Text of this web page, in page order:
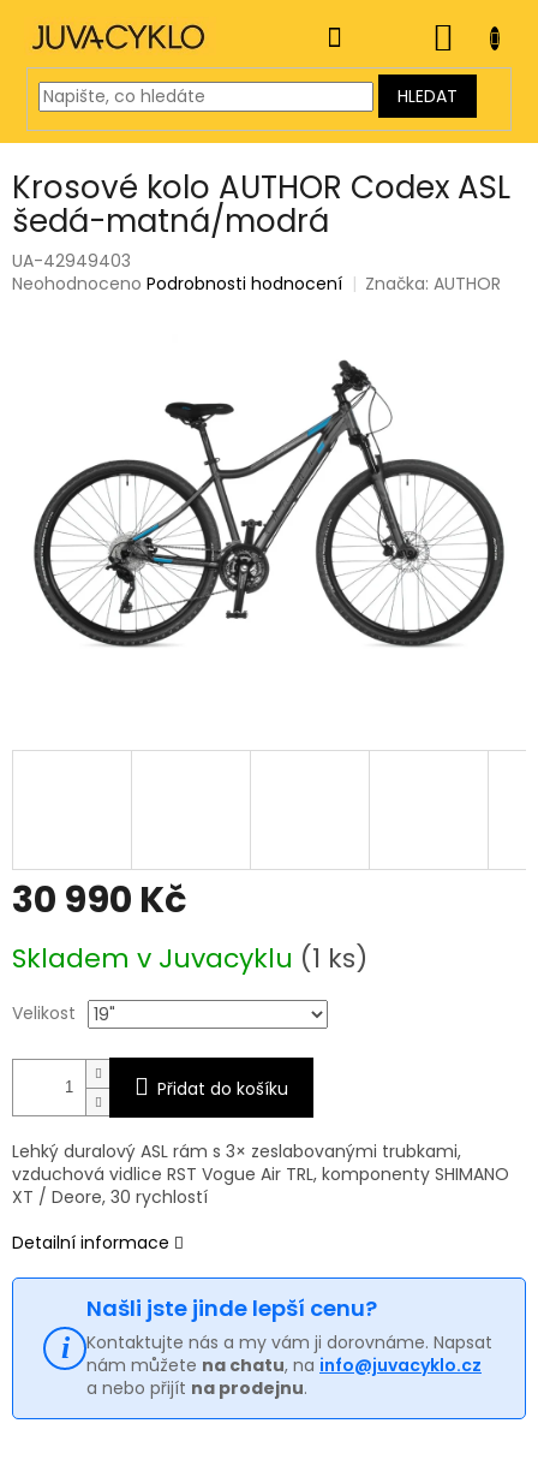
obsah
HLEDAT
KOŠÍK
Krosové kolo AUTHOR Codex ASL
šedá-matná/modrá
UA-42949403
Průměrné
Neohodnoceno Podrobnosti hodnocení Značka:AUTHOR
30 990 Kč
cena:
Skladem v Juvacyklu (1 ks)
Velikost
Přidat do košíku
Lehký duralový ASL rám s 3× zeslabovanými trubkami,
vzduchová vidlice RST Vogue Air TRL, komponenty SHIMANO
XT / Deore, 30 rychlostí
Detailní informace
Našli jste jinde lepší cenu?
Kontaktujte nás a my vám ji dorovnáme. Napsat
nám můžete na chatu, na info@juvacyklo.cz
a nebo přijít na prodejnu.